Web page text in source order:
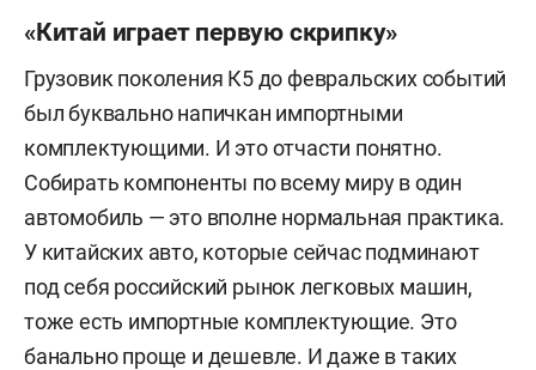
«Китай играет первую скрипку»
Грузовик поколения К5 до февральских событий
был буквально напичкан импортными
комплектующими. И это отчасти понятно.
Собирать компоненты по всему миру в один
автомобиль — это вполне нормальная практика.
У китайских авто, которые сейчас подминают
под себя российский рынок легковых машин,
тоже есть импортные комплектующие. Это
банально проще и дешевле. И даже в таких